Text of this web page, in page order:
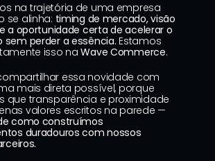
na trajetória de uma empresa
se alinha: timing de mercado, visão
a oportunidade certa de acelerar o
perder a essência. Estamos
isso na Wave Commerce.
essa novidade com
mais direta possível, porque
que transparência e proximidade
como construímos
duradouros com nossos